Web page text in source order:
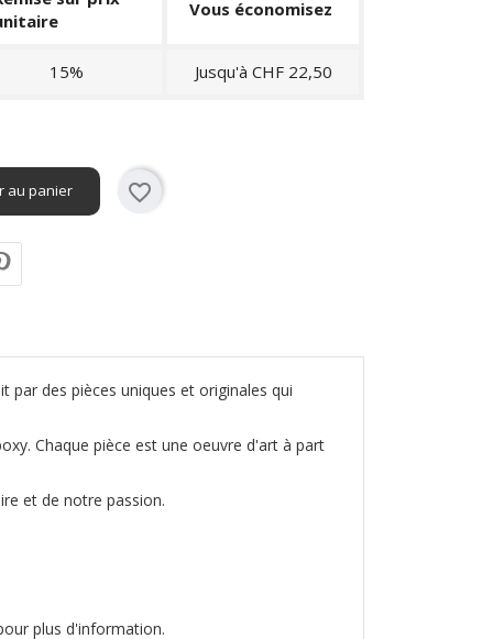
Vous économisez
15% Jusqu'à CHF 22,50
au panier favorite_border
par des pièces uniques et originales qui
Chaque pièce est une oeuvre d'art à part
et de notre passion.
plus d'information.